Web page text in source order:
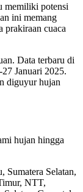
memiliki potensi
ini memang
prakiraan cuaca
Data terbaru di
Januari 2025.
diguyur hujan
hujan hingga
Sumatera Selatan,
NTT,